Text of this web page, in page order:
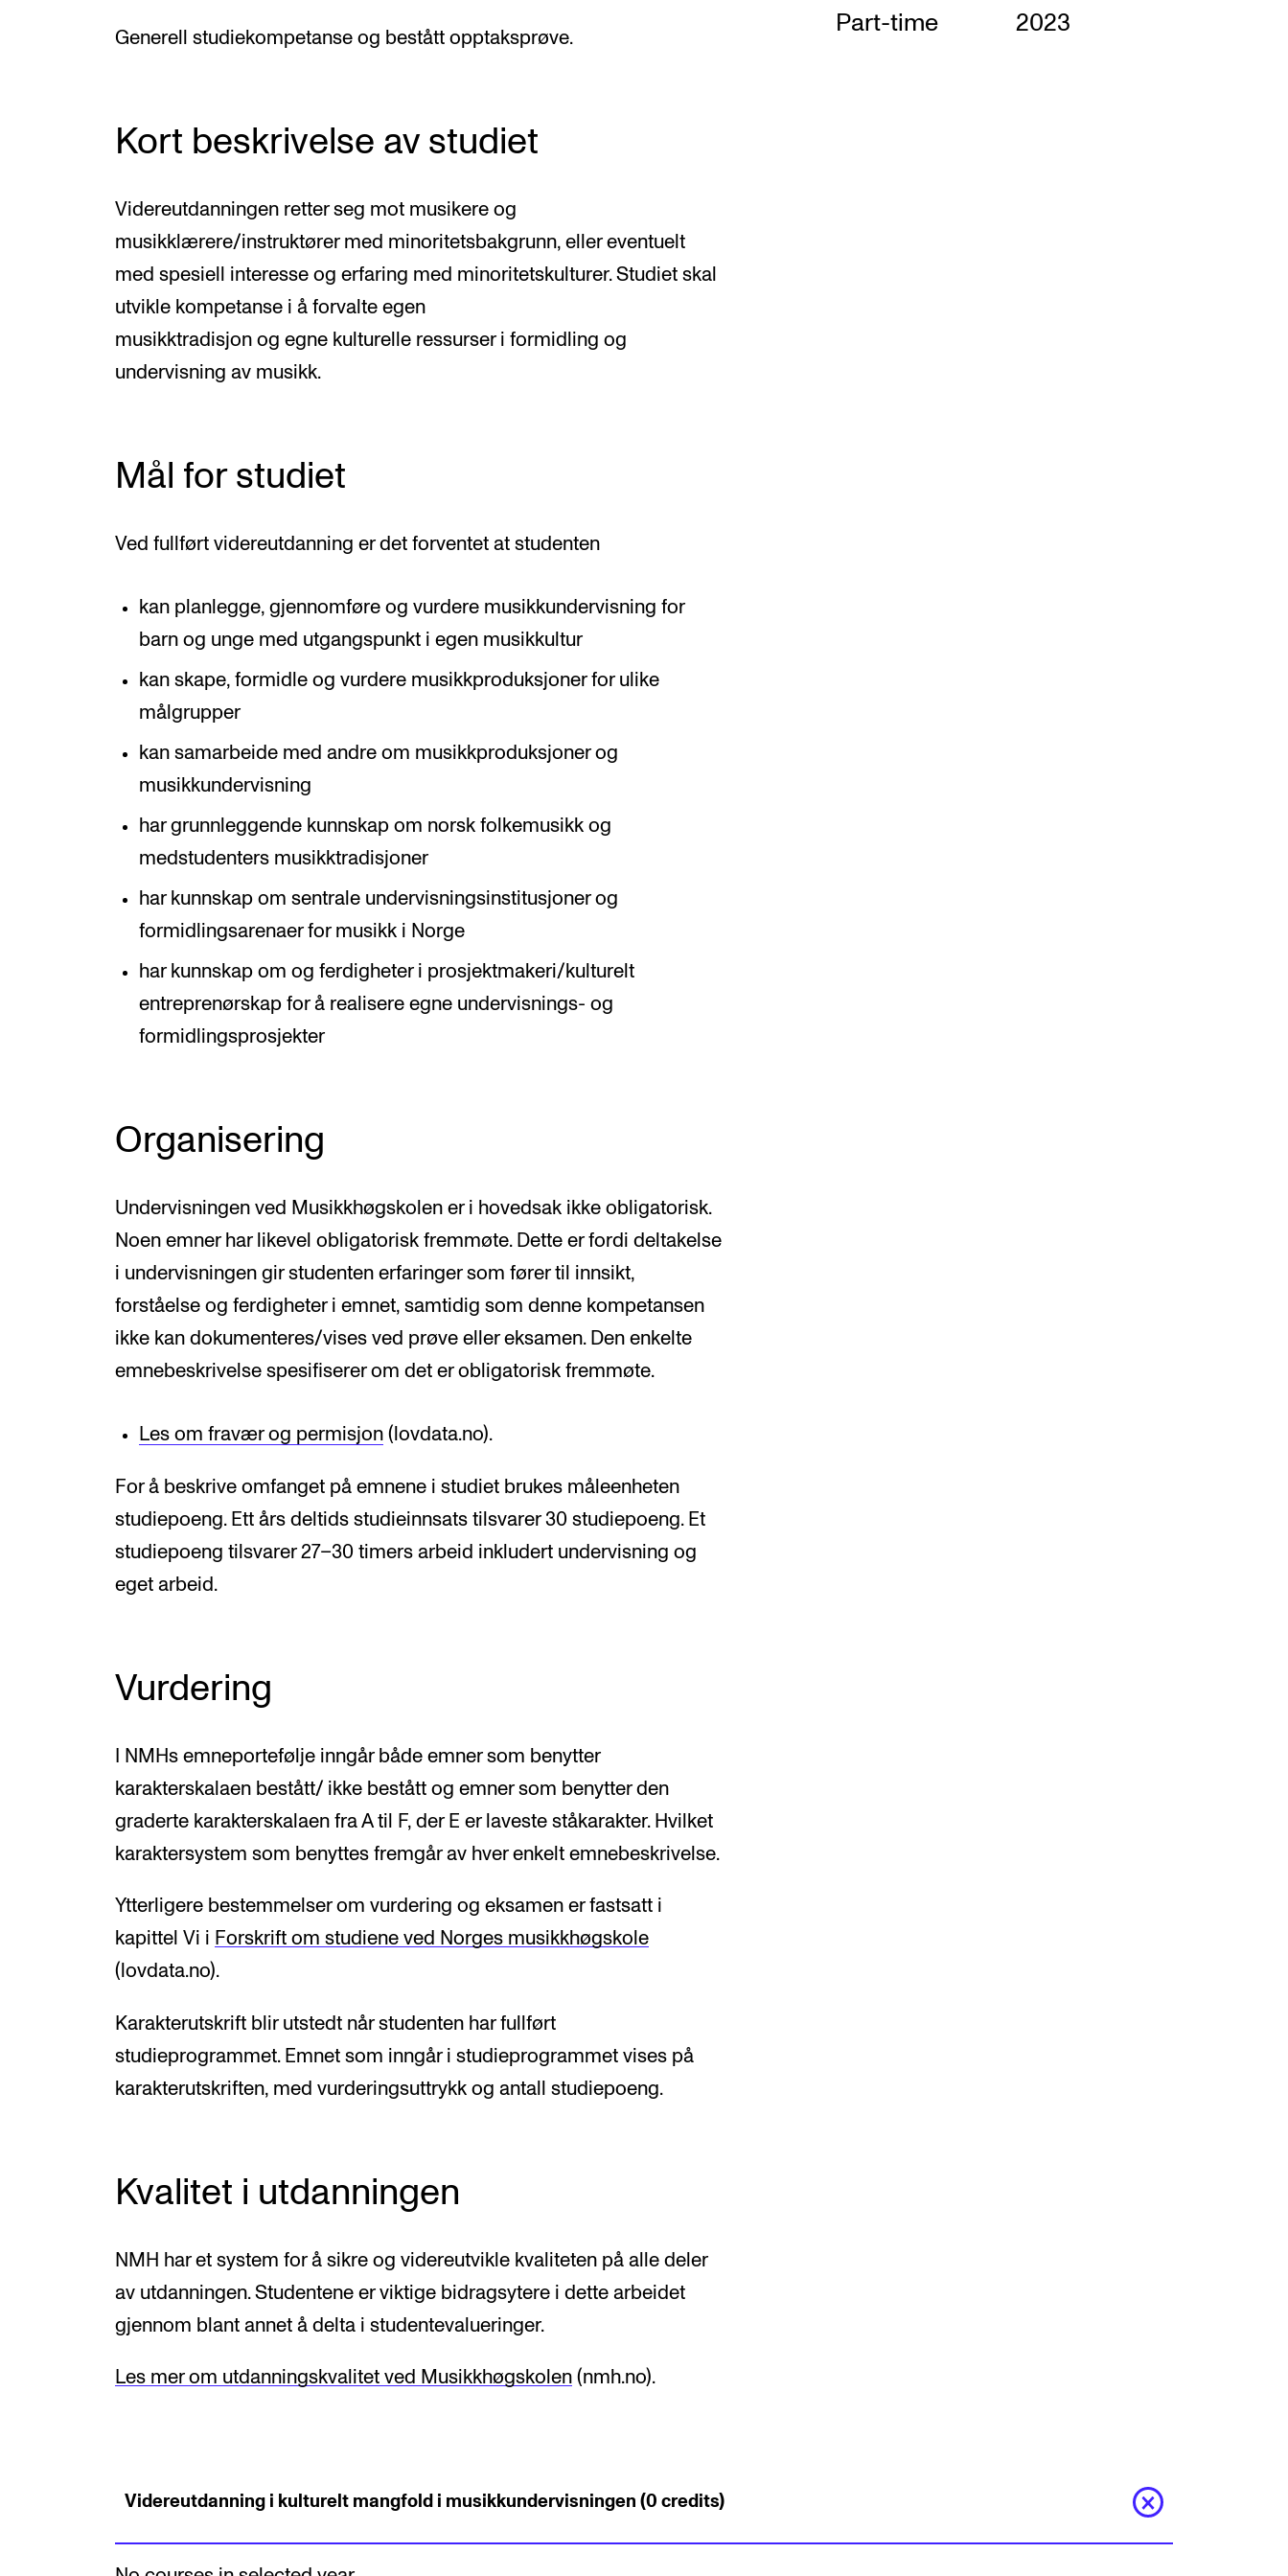
Part-time 2023
Generell studiekompetanse og bestått opptaksprøve.
Kort beskrivelse av studiet
Videreutdanningen retter seg mot musikere og
musikklærere/instruktører med minoritetsbakgrunn, eller eventuelt
med spesiell interesse og erfaring med minoritetskulturer. Studiet skal
utvikle kompetanse i å forvalte egen
musikktradisjon og egne kulturelle ressurser i formidling og
undervisning av musikk.
Mål for studiet
Ved fullført videreutdanning er det forventet at studenten
kan planlegge, gjennomføre og vurdere musikkundervisning for
barn og unge med utgangspunkt i egen musikkultur
kan skape, formidle og vurdere musikkproduksjoner for ulike
målgrupper
kan samarbeide med andre om musikkproduksjoner og
musikkundervisning
har grunnleggende kunnskap om norsk folkemusikk og
medstudenters musikktradisjoner
har kunnskap om sentrale undervisningsinstitusjoner og
formidlingsarenaer for musikk i Norge
har kunnskap om og ferdigheter i prosjektmakeri/kulturelt
entreprenørskap for å realisere egne undervisnings- og
formidlingsprosjekter
Organisering
Undervisningen ved Musikkhøgskolen er i hovedsak ikke obligatorisk.
Noen emner har likevel obligatorisk fremmøte. Dette er fordi deltakelse
i undervisningen gir studenten erfaringer som fører til innsikt,
forståelse og ferdigheter i emnet, samtidig som denne kompetansen
ikke kan dokumenteres/vises ved prøve eller eksamen. Den enkelte
emnebeskrivelse spesifiserer om det er obligatorisk fremmøte.
Les om fravær og permisjon(lovdata.no).
For å beskrive omfanget på emnene i studiet brukes måleenheten
studiepoeng. Ett års deltids studieinnsats tilsvarer 30 studiepoeng. Et
studiepoeng tilsvarer 27–30 timers arbeid inkludert undervisning og
eget arbeid.
Vurdering
I NMHs emneportefølje inngår både emner som benytter
karakterskalaen bestått/ ikke bestått og emner som benytter den
graderte karakterskalaen fra A til F, der E er laveste ståkarakter. Hvilket
karaktersystem som benyttes fremgår av hver enkelt emnebeskrivelse.
Ytterligere bestemmelser om vurdering og eksamen er fastsatt i
kapittel Vi i Forskrift om studiene ved Norges musikkhøgskole
(lovdata.no).
Karakterutskrift blir utstedt når studenten har fullført
studieprogrammet. Emnet som inngår i studieprogrammet vises på
karakterutskriften, med vurderingsuttrykk og antall studiepoeng.
Kvalitet i utdanningen
NMH har et system for å sikre og videreutvikle kvaliteten på alle deler
av utdanningen. Studentene er viktige bidragsytere i dette arbeidet
gjennom blant annet å delta i studentevalueringer.
Les mer om utdanningskvalitet ved Musikkhøgskolen (nmh.no).
Videreutdanning i kulturelt mangfold i musikkundervisningen (0 credits)